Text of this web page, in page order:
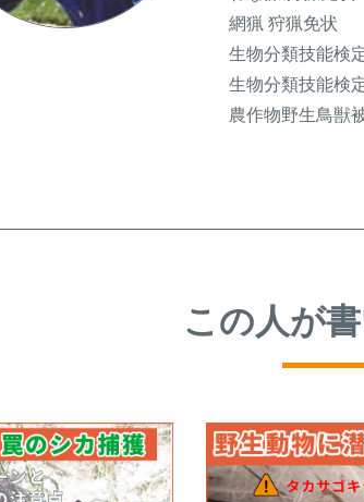
網猟 狩猟免状
生物分類技能検
生物分類技能検
農作物野生鳥獣
この人が